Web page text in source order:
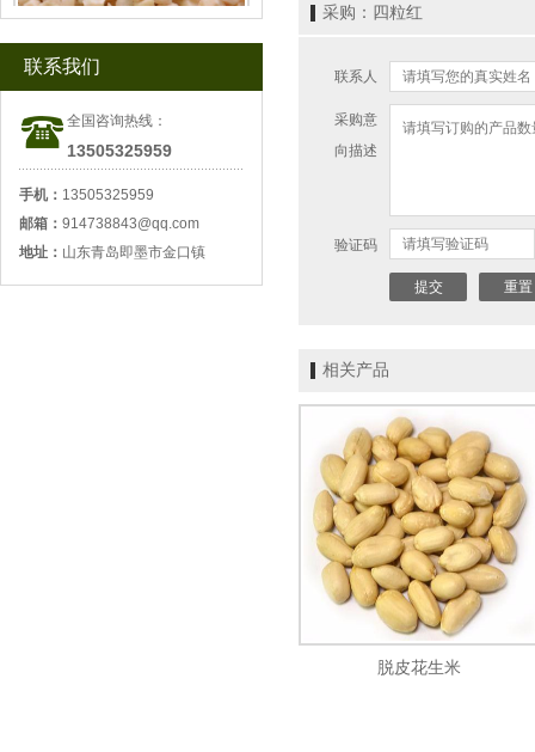
烤切碎
联系我们
全国咨询热线：
13505325959
手机： 13505325959
邮箱： 914738843@qq.com
地址： 山东青岛即墨市金口镇
采购：四粒红
联系人
采购意
向描述
验证码
相关产品
脱皮花生米